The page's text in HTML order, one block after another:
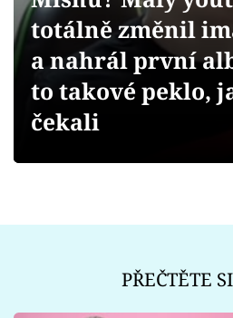
Sledujte prima+
totálně změnil
a nahrál první
to takové peklo,
čekali
PŘEČTĚTE